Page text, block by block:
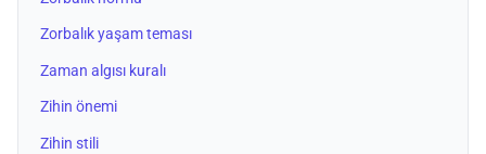
Zorbalık yaşam teması
Zaman algısı kuralı
Zihin önemi
Zihin stili